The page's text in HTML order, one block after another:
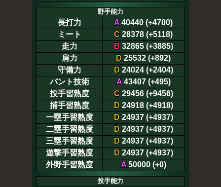
野手能力
長打力 A40440 (+4700)
ミート
C 28378 (+5118)
走力
B32865 (+3885)
肩力
D 25532 (+892)
守備力
D24024 (+2404)
バント技術
A43407 (+495)
投手習熟度
C29456 (+9456)
捕手習熟度
D24918 (+4918)
一塁手習熟度
D24937 (+4937)
二塁手習熟度
D24937 (+4937)
三塁手習熟度
D24937 (+4937)
遊撃手習熟度
D24937 (+4937)
外野手習熟度
A50000 (+0)
投手能力